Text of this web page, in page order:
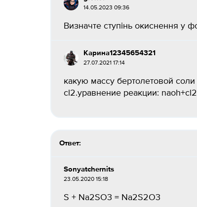
14.05.2023 09:36
Визначте ступінь окиснення у
Карина12345654321
27.07.2021 17:14
какую массу бертолетовой
cl2.уравнение реакции:
Ответ:
Sonyatchernits
23.05.2020 15:18
S + Na2SO3 = Na2S2O3